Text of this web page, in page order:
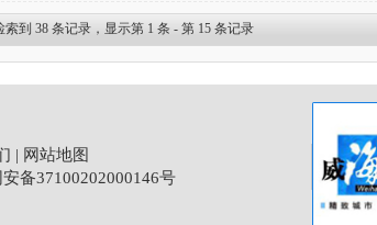
索到 38 条记录，显示第 1 条 - 第 15 条记录
| 网站地图
备37100202000146号